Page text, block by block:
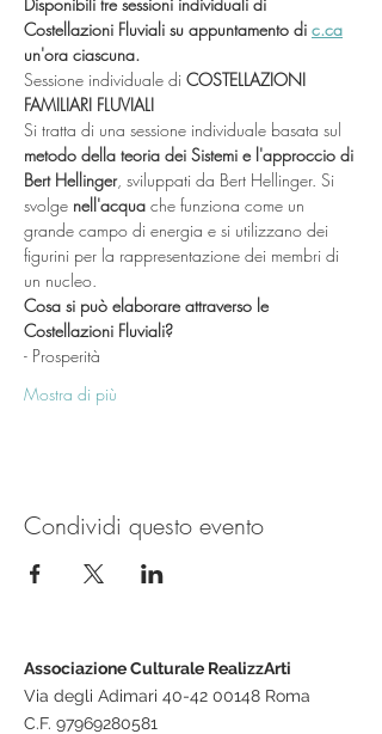
Costellazioni Fluviali su appuntamento di c.ca
un'ora ciascuna.
Sessione individuale di COSTELLAZIONI
FAMILIARI FLUVIALI
Si tratta di una sessione individuale basata sul
metodo della teoria dei Sistemi e l'approccio di
Bert Hellinger, sviluppati da Bert Hellinger. Si
svolge nell'acqua che funziona come un
grande campo di energia e si utilizzano dei
figurini per la rappresentazione dei membri di
un nucleo.
Cosa si può elaborare attraverso le
Costellazioni Fluviali?
- Prosperità
Mostra di più
Condividi questo evento
Associazione Culturale RealizzArti
Via degli Adimari 40-42 00148 Roma
C.F. 97969280581